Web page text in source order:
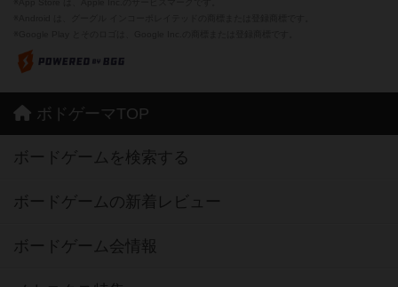
ボドゲーマTOP
ボードゲームを検索する
ボードゲームの新着レビュー
ボードゲーム会情報